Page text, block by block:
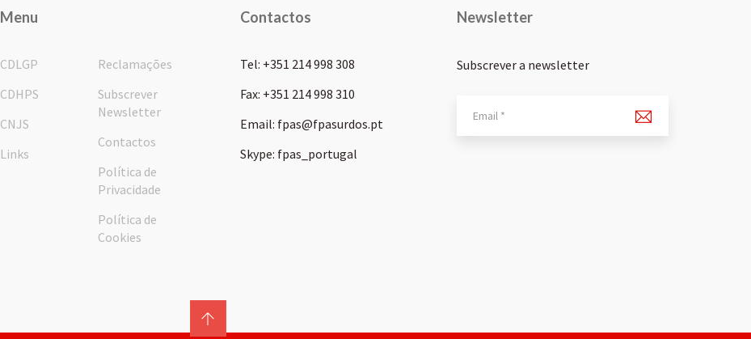
Menu
CDLGP
CDHPS
CNJS
Links
Reclamações
Subscrever
Newsletter
Contactos
Política de
Privacidade
Política de
Cookies
Contactos
Tel: +351 214 998 308
Fax: +351 214 998 310
Email: fpas@fpasurdos.pt
Skype: fpas_portugal
Newsletter
Subscrever a newsletter